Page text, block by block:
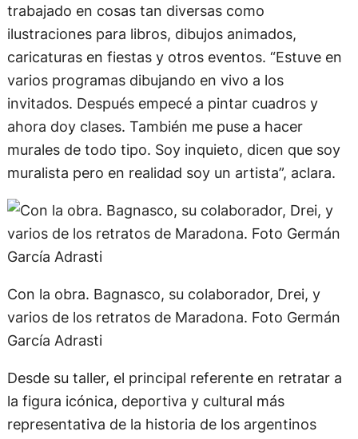
gente se acercara a cada imagen de Diego y le
llevara cosas, que se sacaran fotos o tuvieran
retratos de Diego en su casa”, sentencia el pintor.
Bagnasco tiene 39 años, dibuja y pinta desde los
17. Se define como un “artista versátil” por haber
trabajado en cosas tan diversas como
ilustraciones para libros, dibujos animados,
varios programas dibujando en vivo a los
invitados. Después empecé a pintar cuadros y
ahora doy clases. También me puse a hacer
muralista pero en realidad soy un artista”, aclara.
Con la obra. Bagnasco, su colaborador, Drei, y